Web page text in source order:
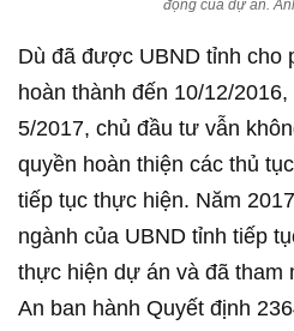
động của dự án.
Dù đã được UBND tỉnh cho
hoàn thành đến 10/12/
5/2017, chủ đầu tư vẫn
quyền hoàn thiện các thủ
tiếp tục thực hiện. Năm
ngành của UBND tỉnh tiếp
thực hiện dự án và đã tham
An ban hành Quyết định